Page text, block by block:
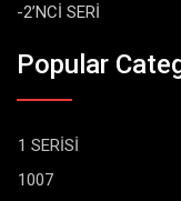
-2’NCİ SERİ
Popular
1 SERİSİ
1007